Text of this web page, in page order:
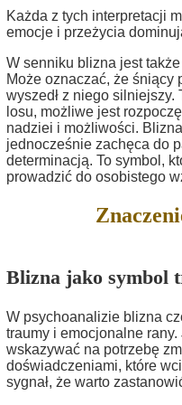
Każda z tych interpretacji
emocje i przeżycia
W senniku blizna jest
Może oznaczać, że śniący
wyszedł z niego silniejszy.
losu, możliwe jest
nadziei i możliwości.
jednocześnie zachęca do
determinacją. To symbol,
prowadzić do osobistego
Blizna jako symbol
W psychoanalizie blizna
traumy i emocjonalne
wskazywać na potrzebę
doświadczeniami, które
sygnał, że warto